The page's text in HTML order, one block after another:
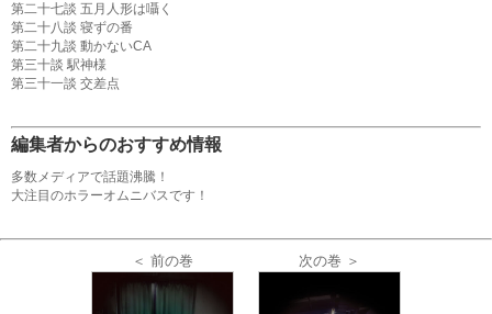
第二十七談 五月人形は囁く
第二十八談 寝ずの番
第二十九談 動かないCA
第三十談 駅神様
第三十一談 交差点
編集者からのおすすめ情報
多数メディアで話題沸騰！
大注目のホラーオムニバスです！
＜ 前の巻 次の巻 ＞